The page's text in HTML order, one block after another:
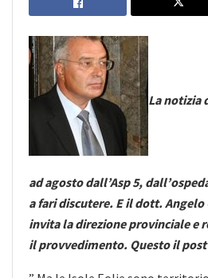
La notizia
ad agosto dall’Asp 5,
a fari discutere. E il dott. Angelo
invita la direzione provinciale e
il provvedimento. Questo il post